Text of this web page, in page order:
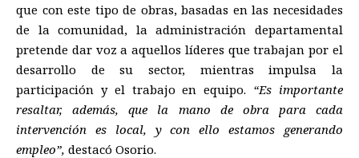
que con este tipo de obras, basadas en las necesidades
de la comunidad, la administración departamental
pretende dar voz a aquellos líderes que trabajan por el
desarrollo de su sector, mientras impulsa la
participación y el trabajo en equipo. “Es importante
resaltar, además, que la mano de obra para cada
intervención es local, y con ello estamos generando
empleo”, destacó Osorio.